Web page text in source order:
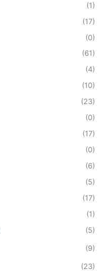
(1)
(17)
(0)
(61)
(4)
(10)
(23)
(0)
(17)
(0)
(6)
(5)
(17)
(1)
(5)
(9)
(23)